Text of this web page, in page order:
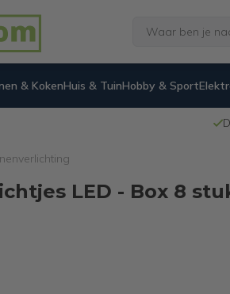
& KokenHuis & TuinHobby & Sport
LED - Box 8